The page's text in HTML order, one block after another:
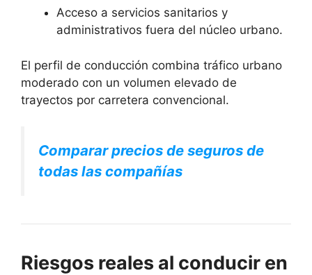
Acceso a servicios sanitarios y
administrativos fuera del núcleo urbano.
El perfil de conducción combina tráfico urbano
moderado con un volumen elevado de
trayectos por carretera convencional.
Comparar precios de seguros de
todas las compañías
Riesgos reales al conducir en